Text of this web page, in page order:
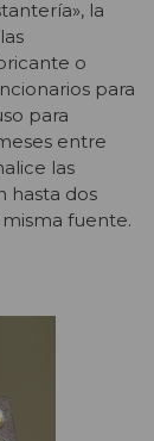
la
o
para
para
entre
las
hasta dos
fuente.